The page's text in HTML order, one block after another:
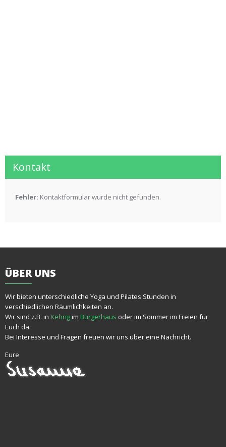
Kontakt
Fehler: Kontaktformular wurde nicht gefunden.
ÜBERUNS
Wir bieten unterschiedliche Yoga und Pilates Stunden in
verschiedlichen Räumlichkeiten an.
Wir sind z.B. in Kehrigim Bürgerhaus oder im Sommer im Freien für
Euch da.
Bei Interesse und Fragen freuen wir uns über eine Nachricht.
Eure